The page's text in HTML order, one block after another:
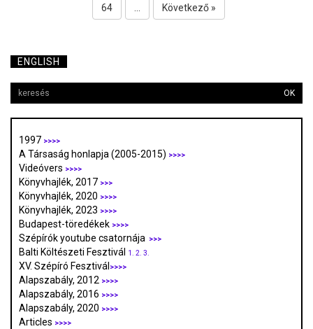
64 Következő »
ENGLISH
OK
1997 >>>>
A Társaság honlapja (2005-2015) >>>>
Videóvers >>>>
Könyvhajlék, 2017 >>>
Könyvhajlék, 2020 >>>>
Könyvhajlék, 2023 >>>>
Budapest-töredékek >>>>
Szépírók youtube csatornája >>>
Balti Költészeti Fesztivál 1. 2. 3.
XV. Szépíró Fesztivál>>>>
Alapszabály, 2012 >>>>
Alapszabály, 2016 >>>>
Alapszabály, 2020 >>>>
Articles >>>>